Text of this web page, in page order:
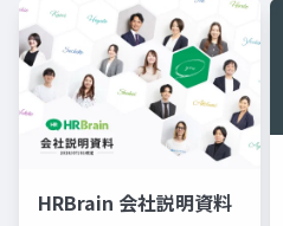
HRBrain 会社説明資料